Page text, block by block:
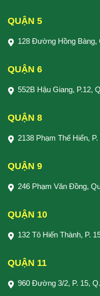
QUẬN 5
128 Đường Hồng Bàng,
QUẬN 6
552B Hậu Giang, P.12,
QUẬN 8
2138 Phạm Thế Hiển,
QUẬN 9
246 Phạm Văn Đồng,
QUẬN 10
132 Tô Hiến Thành, P.
QUẬN 11
960 Đường 3/2, P. 15,